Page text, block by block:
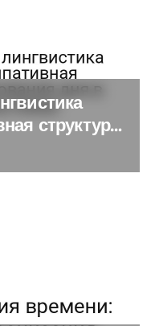
структура